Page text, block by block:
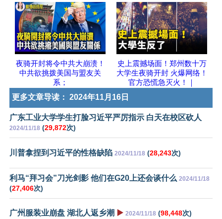
夜骑开封将令中共大崩溃！
中共欲挑拨美国与盟友关
系；
史上震撼场面！郑州数十万
大学生夜骑开封 火爆网络！
官方恐慌急灭火！｜
更多文章导读： 2024年11月16日
广东工业大学学生打脸习近平严厉指示 白天在校区砍人
2024/11/18 (29,872次)
川普拿捏到习近平的性格缺陷 2024/11/18 (28,243次)
利马“拜习会”刀光剑影 他们在G20上还会谈什么 2024/11/18
(27,406次)
广州服装业崩盘 湖北人返乡潮 ▶️ 2024/11/18 (98,448次)